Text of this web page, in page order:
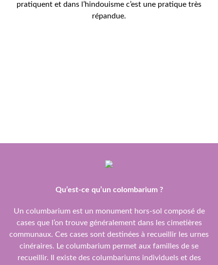
pratiquent et dans l’hindouisme c’est une pratique très
répandue.
Qu’est-ce qu’un colombarium ?
Un columbarium est un monument hors-sol composé de
cases que l’on trouve généralement dans les cimetières
communaux. Ces cases sont destinées à recueillir les urnes
cinéraires. Le columbarium permet aux familles de se
recueillir. Il existe des columbariums individuels et des